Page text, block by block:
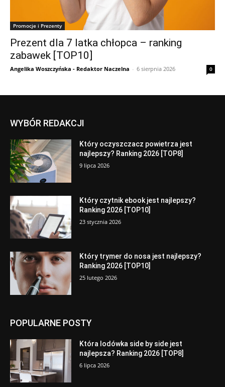
Promocje i Prezenty
Prezent dla 7 latka chłopca – ranking
zabawek [TOP10]
Angelika Woszczyńska - Redaktor Naczelna - 6 sierpnia 2026 0
WYBÓR REDAKCJI
Który oczyszczacz powietrza jest
najlepszy? Ranking 2026 [TOP8]
9 lipca 2026
Który czytnik ebook jest najlepszy?
Ranking 2026 [TOP10]
23 stycznia 2026
Który trymer do nosa jest najlepszy?
Ranking 2026 [TOP10]
25 lutego 2026
POPULARNE POSTY
Która lodówka side by side jest
najlepsza? Ranking 2026 [TOP8]
6 lipca 2026